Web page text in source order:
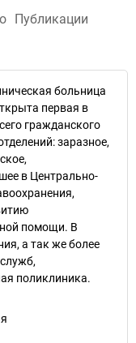
Публикации
больница
первая в
гражданского
заразное,
в Центрально-
помощи. В
а так же более
поликлиника.